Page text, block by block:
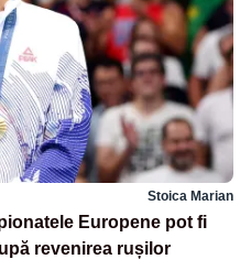
Stoica Marian
Europene pot fi
revenirea rușilor